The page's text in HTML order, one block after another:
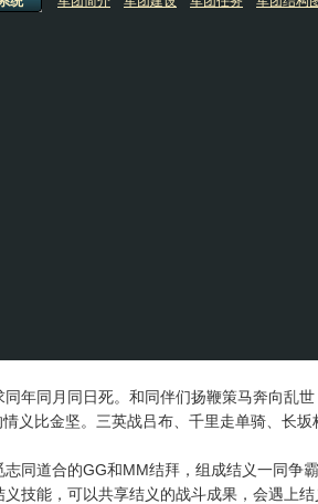
年同月同日死。和同伴们扬鞭策马奔向乱
义比金坚。三英战吕布、千里走单骑、长
同道合的GG和MM结拜，组成结义一同争霸
技能，可以共享结义的战斗成果，会遇上